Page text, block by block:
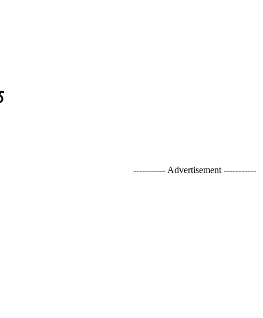
----------- Advertisement -----------